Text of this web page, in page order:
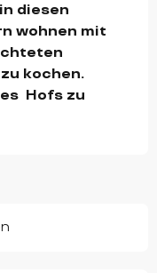
diesen
wohnen mit
kochen.
Hofs zu